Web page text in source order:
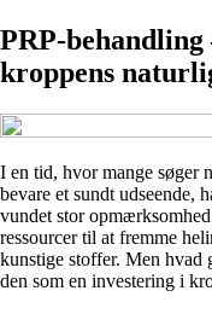
PRP-
kroppens
I en tid, hvor mange søger
bevare et sundt udseende,
vundet stor
ressourcer til at fremme
kunstige stoffer. Men hvad
den som en investering i